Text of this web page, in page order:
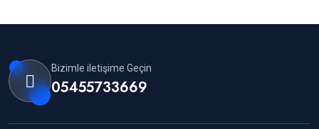
Bizimle iletişime Geçin
05455733669